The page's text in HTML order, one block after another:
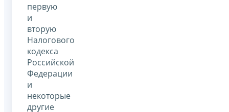
первую
и
вторую
Налогового
кодекса
Российской
Федерации
и
некоторые
другие